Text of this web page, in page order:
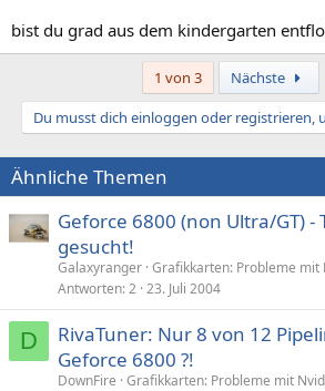
bist du grad aus dem kindergarten
1 von 3 Nächste
Du musst dich einloggen oder registrieren,
Ähnliche Themen
Geforce 6800 (non Ultra/GT) -
gesucht!
Galaxyranger Grafikkarten: Probleme mit
Antworten 2 23. Juli 2004
D
RivaTuner: Nur 8 von 12
Geforce 6800 ?!
DownFire Grafikkarten: Probleme mit